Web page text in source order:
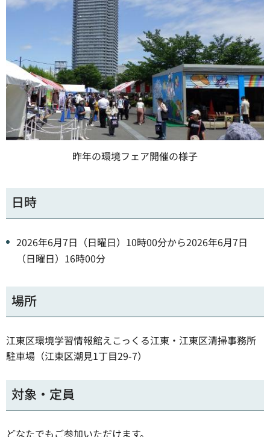
昨年の環境フェア開催の様子
日時
2026年6月7日（日曜日）10時00分から2026年6月7日
（日曜日）16時00分
場所
江東区環境学習情報館えこっくる江東・江東区清掃事務所
駐車場（江東区潮見1丁目29-7）
対象・定員
どなたでもご参加いただけます。